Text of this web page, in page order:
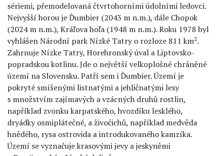
sériemi, přemodelovaná čtvrtohorními údolními ledovci.
Nejvyšší horou je Ďumbier (2043 m n.m.), dále Chopok
(2024 m n.m.), Kráľova hoľa (1948 m n.m.). Roku 1978 byl
vyhlášen Národní park Nízké Tatry o rozloze 811 km2.
Zahrnuje Nízke Tatry, Horehronský úval a Liptovsko-
popradskou kotlinu. Jde o největší velkoplošné chráněné
území na Slovensku. Patří sem i Ďumbier. Území je
pokryté smíšenými listnatými a jehličnatými lesy
s množstvím zajímavých a vzácných druhů rostlin,
například zvonku karpatského, hvozdíku lesklého,
dryádky osmiplátečné, a živočichů, například medvěda
hnědého, rysa ostrovida a introdukovaného kamzíka.
Území se vyznačuje krasovými jevy a jeskyněmi